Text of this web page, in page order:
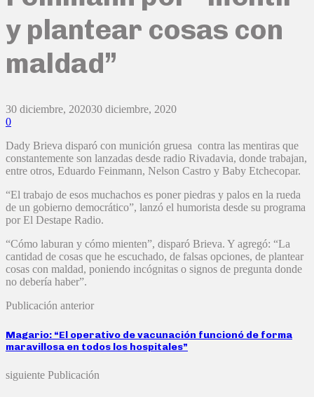
y plantear cosas con
maldad”
30 diciembre, 202030 diciembre, 2020
0
Dady Brieva disparó con munición gruesa contra las mentiras que
constantemente son lanzadas desde radio Rivadavia, donde trabajan,
entre otros, Eduardo Feinmann, Nelson Castro y Baby Etchecopar.
“El trabajo de esos muchachos es poner piedras y palos en la rueda
de un gobierno democrático”, lanzó el humorista desde su programa
por El Destape Radio.
“Cómo laburan y cómo mienten”, disparó Brieva. Y agregó: “La
cantidad de cosas que he escuchado, de falsas opciones, de plantear
cosas con maldad, poniendo incógnitas o signos de pregunta donde
no debería haber”.
Publicación anterior
Magario: “El operativo de vacunación funcionó de forma
maravillosa en todos los hospitales”
siguiente Publicación